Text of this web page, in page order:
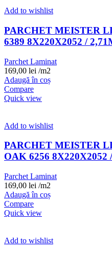
Add to wishlist
PARCHET MEISTER
6389 8X220X2052 /
Parchet Laminat
169,00 lei /m2
Adaugă în coș
Compare
Quick view
Add to wishlist
PARCHET MEISTER
OAK 6256 8X220X2052
Parchet Laminat
169,00 lei /m2
Adaugă în coș
Compare
Quick view
Add to wishlist